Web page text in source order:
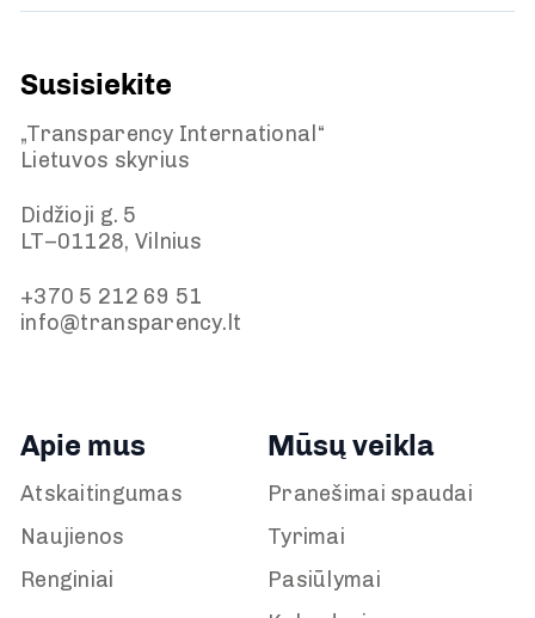
Susisiekite
„Transparency International“
Lietuvos skyrius
Didžioji g. 5
LT–01128, Vilnius
+370 5 212 69 51
info@transparency.lt
Apie mus
Atskaitingumas
Naujienos
Renginiai
Mūsų veikla
Pranešimai spaudai
Tyrimai
Pasiūlymai